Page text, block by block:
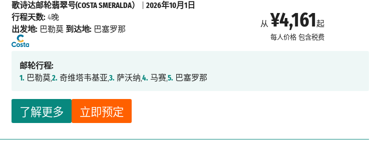
从 ¥4,161起
每人价格 包含税费
了解更多 立即预定
歌诗达邮轮翡翠号(COSTA SMERALDA） |2026年10月1日
行程天数: 4晚
出发地: 巴勒莫 到达地: 巴塞罗那
邮轮行程:
1. 巴勒莫,2. 奇维塔韦基亚,3. 萨沃纳,4. 马赛,5. 巴塞罗那